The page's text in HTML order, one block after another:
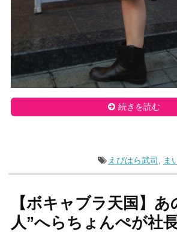
続きを読む
えびはら武司 ま
【ボキャブラ天国】
人”へらちょんぺが社